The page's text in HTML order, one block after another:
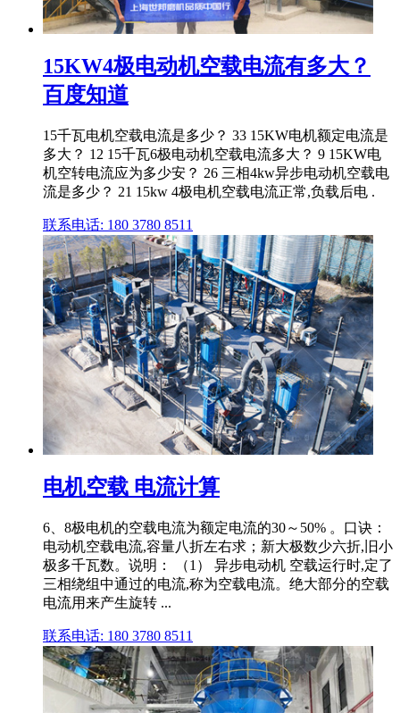
15KW4极电动机空载电流有多大？
百度知道
15千瓦电机空载电流是多少？ 33 15KW电机额定电流是
多大？ 12 15千瓦6极电动机空载电流多大？ 9 15KW电
机空转电流应为多少安？ 26 三相4kw异步电动机空载电
流是多少？ 21 15kw 4极电机空载电流正常,负载后电 .
联系电话: 180 3780 8511
电机空载 电流计算
6、8极电机的空载电流为额定电流的30～50% 。口诀：
电动机空载电流,容量八折左右求；新大极数少六折,旧小
极多千瓦数。说明： （1） 异步电动机 空载运行时,定了
三相绕组中通过的电流,称为空载电流。绝大部分的空载
电流用来产生旋转 ...
联系电话: 180 3780 8511